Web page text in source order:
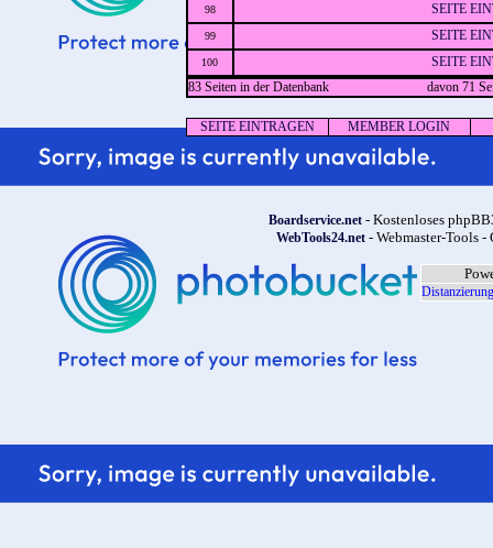
98 SEITE
99 SEITE
100
SEITE
83 Seiten in der Datenbank
davon 71
SEITE EINTRAGEN MEMBER LOGIN
Boardservice.net- Kostenloses
WebTools24.net- Webmaster-Tools -